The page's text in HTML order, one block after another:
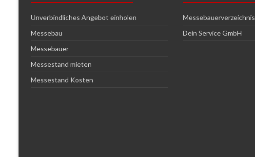
Unverbindliches Angebot einholen
Messebau
Messebauer
Messestand mieten
Messestand Kosten
Messebauerverzeichnis
Dein Service GmbH